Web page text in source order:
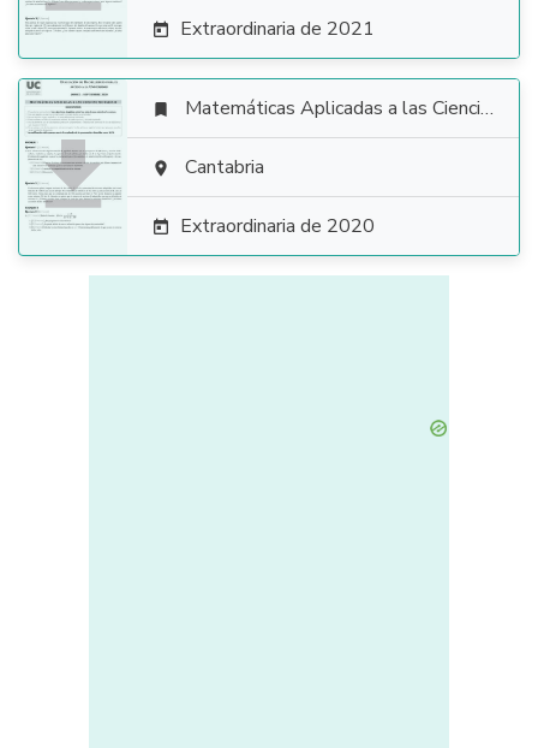
 Extraordinaria de 2021

 Matemáticas Aplicadas a las Ciencias Sociales
 Cantabria
 Extraordinaria de 2020